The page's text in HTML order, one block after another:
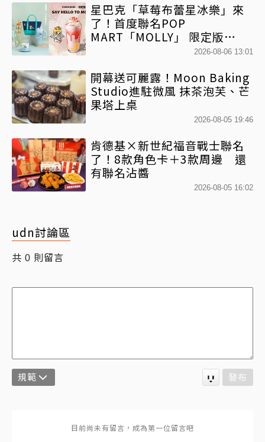
星巴克「草莓布蕾星冰樂」來
了！首度聯名POP
MART「MOLLY」 限定版
「MOLLYｘBearista小熊杯」
2026-08-06 13:01
開幕送可麗露！Moon Baking
Studio進駐微風 抹茶泡芙、芒
果塔上桌
2026-08-05 19:46
肯德基×新世紀福音戰士聯名
了！8款角色卡＋3款周邊 還
有聯名沾醬
2026-08-05 16:02
udn討論區
共 0 則留言
規範 發布